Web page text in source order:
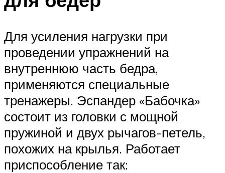
Для усиления нагрузки при
проведении упражнений на
внутреннюю часть бедра,
применяются специальные
тренажеры. Эспандер «Бабочка»
состоит из головки с мощной
пружиной и двух рычагов-петель,
похожих на крылья. Работает
приспособление так: